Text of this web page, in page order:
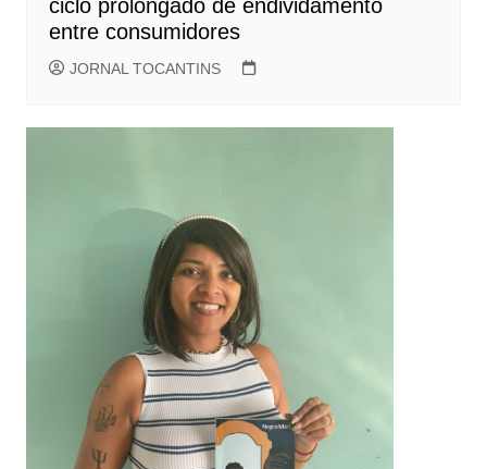
ciclo prolongado de endividamento
entre consumidores
JORNAL TOCANTINS